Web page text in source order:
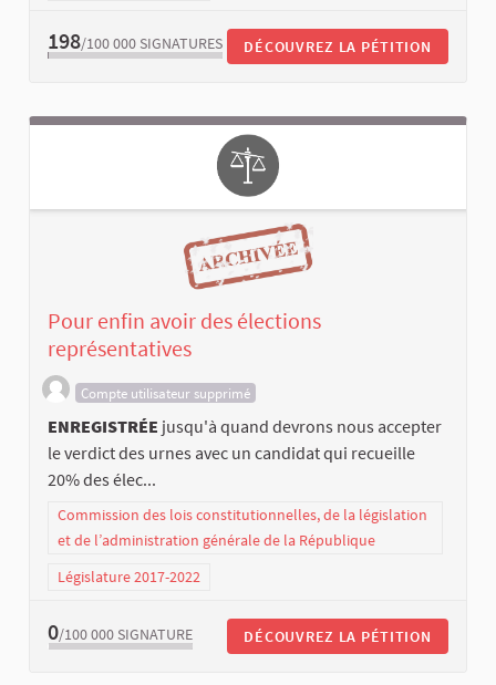
198/100 000 SIGNATURES DÉCOUVREZ LA PÉTITION
Pour enfin avoir des élections
représentatives
Compte utilisateur supprimé
ENREGISTRÉE jusqu'à quand devrons nous accepter
le verdict des urnes avec un candidat qui recueille
20% des élec...
Commission des lois constitutionnelles, de la législation
et de l’administration générale de la République
Législature 2017-2022
0/100 000 SIGNATURE DÉCOUVREZ LA PÉTITION